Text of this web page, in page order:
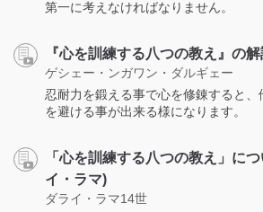
第一に考えなければなりません。
『心を訓練する八つの教え』の
ゲシェー・ンガワン・ダルギェー
忍耐力を鍛える事で心を修錬すると
を避ける事が出来る様になります。
「心を訓練する八つの教え」に
イ・ラマ)
ダライ・ラマ14世